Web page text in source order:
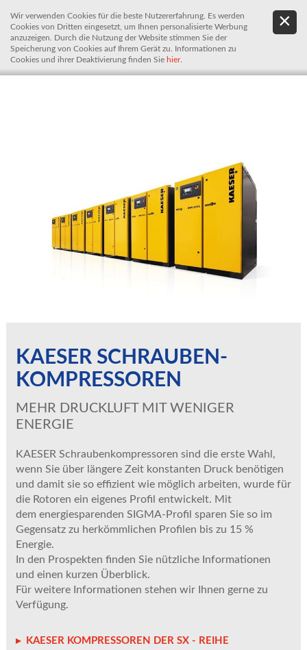
Wir verwenden Cookies für die beste Nutzererfahrung. Es werden
Cookies von Dritten eingesetzt, um Ihnen personalisierte Werbung
anzuzeigen. Durch die Nutzung der Website stimmen Sie der
Speicherung von Cookies auf Ihrem Gerät zu. Informationen zu
Cookies und ihrer Deaktivierung finden Sie hier.
De.It
KAESER SCHRAUBEN-
KOMPRESSOREN
MEHR DRUCKLUFT MIT WENIGER
ENERGIE
KAESER Schraubenkompressoren sind die erste Wahl,
wenn Sie über längere Zeit konstanten Druck benötigen
und damit sie so effizient wie möglich arbeiten, wurde für
die Rotoren ein eigenes Profil entwickelt. Mit
dem energiesparenden SIGMA-Profil sparen Sie so im
Gegensatz zu herkömmlichen Profilen bis zu 15 %
Energie.
In den Prospekten finden Sie nützliche Informationen
und einen kurzen Überblick.
Für weitere Informationen stehen wir Ihnen gerne zu
Verfügung.
KAESER KOMPRESSOREN DER SX - REIHE